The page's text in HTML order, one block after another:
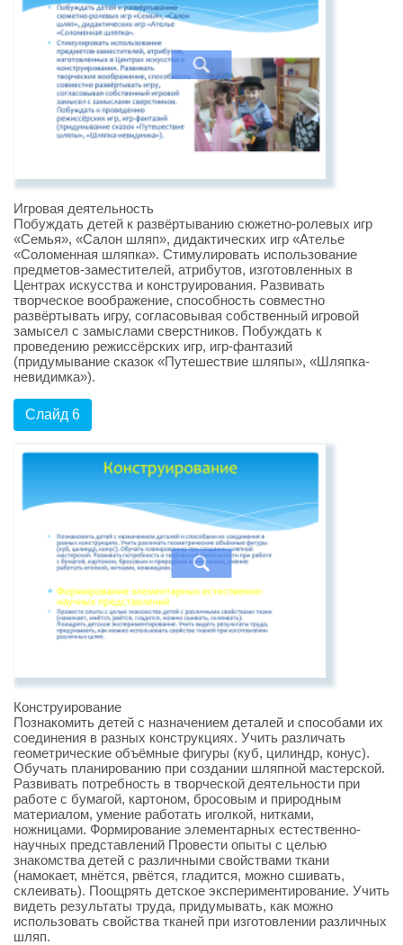
Игровая деятельность
Побуждать детей к развёртыванию сюжетно-ролевых игр
«Семья», «Салон шляп», дидактических игр «Ателье
«Соломенная шляпка». Стимулировать использование
предметов-заместителей, атрибутов, изготовленных в
Центрах искусства и конструирования. Развивать
творческое воображение, способность совместно
развёртывать игру, согласовывая собственный игровой
замысел с замыслами сверстников. Побуждать к
проведению режиссёрских игр, игр-фантазий
(придумывание сказок «Путешествие шляпы», «Шляпка-
невидимка»).
Слайд 6
Конструирование
Познакомить детей с назначением деталей и способами их
соединения в разных конструкциях. Учить различать
геометрические объёмные фигуры (куб, цилиндр, конус).
Обучать планированию при создании шляпной мастерской.
Развивать потребность в творческой деятельности при
работе с бумагой, картоном, бросовым и природным
материалом, умение работать иголкой, нитками,
ножницами. Формирование элементарных естественно-
научных представлений Провести опыты с целью
знакомства детей с различными свойствами ткани
(намокает, мнётся, рвётся, гладится, можно сшивать,
склеивать). Поощрять детское экспериментирование. Учить
видеть результаты труда, придумывать, как можно
использовать свойства тканей при изготовлении различных
шляп.